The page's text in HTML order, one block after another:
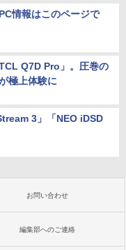
情報はこのページで
Q7D Pro」。圧巻の
極上体験に
3」「NEO iDSD
お問い合わせ
編集部へのご連絡